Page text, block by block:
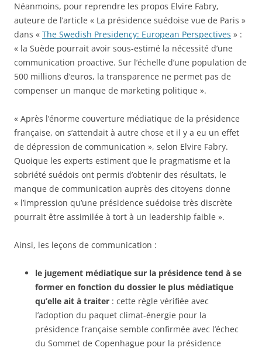
Néanmoins, pour reprendre les propos Elvire Fabry,
auteure de l’article « La présidence suédoise vue de Paris »
dans « The Swedish Presidency: European Perspectives » :
« la Suède pourrait avoir sous-estimé la nécessité d’une
communication proactive. Sur l’échelle d’une population de
500 millions d’euros, la transparence ne permet pas de
compenser un manque de marketing politique ».
« Après l’énorme couverture médiatique de la présidence
française, on s’attendait à autre chose et il y a eu un effet
de dépression de communication », selon Elvire Fabry.
Quoique les experts estiment que le pragmatisme et la
sobriété suédois ont permis d’obtenir des résultats, le
manque de communication auprès des citoyens donne
« l’impression qu’une présidence suédoise très discrète
pourrait être assimilée à tort à un leadership faible ».
Ainsi, les leçons de communication :
le jugement médiatique sur la présidence tend à se
former en fonction du dossier le plus médiatique
qu’elle ait à traiter : cette règle vérifiée avec
l’adoption du paquet climat-énergie pour la
présidence française semble confirmée avec l’échec
du Sommet de Copenhague pour la présidence